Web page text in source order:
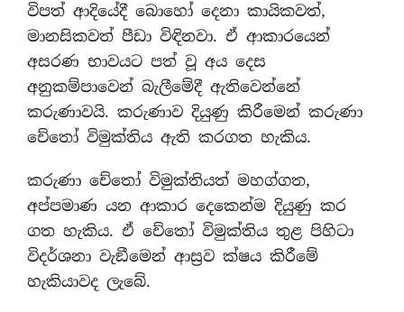
විපත් ආදියේදී බොහෝ දෙනා කායිකවත්,
මානසිකවත් පීඩා විඳිනවා. ඒ ආකාරයෙන්
අසරණ භාවයට පත් වූ අය දෙස
අනුකම්පාවෙන් බැලීමේදී ඇතිවෙන්නේ
කරුණාවයි. කරුණාව දියුණු කිරීමෙන් කරුණා
චේතෝ විමුක්තිය ඇති කරගත හැකිය.
කරුණා චේතෝ විමුක්තියත් මහග්ගත,
අප්පමාණ යන ආකාර දෙකෙන්ම දියුණු කර
ගත හැකිය. ඒ චේතෝ විමුක්තිය තුළ පිහිටා
විදර්ශනා වැඞීමෙන් ආස‍්‍රව ක්ෂය කිරීමේ
හැකියාවද ලැබේ.